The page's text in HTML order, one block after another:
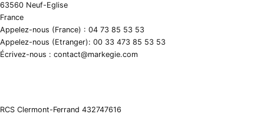
63560 Neuf-Eglise
France
Appelez-nous (France) : 04 73 85 53 53
Appelez-nous (Etranger): 00 33 473 85 53 53
Écrivez-nous : contact@markegie.com
RCS Clermont-Ferrand 432747616